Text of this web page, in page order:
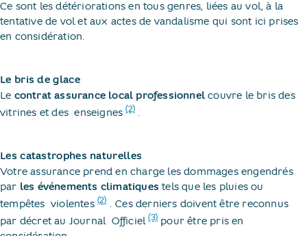
Ce sont les détériorations en tous genres, liées au vol, à la
tentative de vol et aux actes de vandalisme qui sont ici prises
en considération.
Le bris de glace
Le contrat assurance local professionnel couvre le bris des
vitrines et des ​enseignes​(2) .
Les catastrophes naturelles
Votre assurance prend en charge les dommages engendrés
par les événements climatiques tels que les pluies ou
tempêtes ​ violentes​ (2). Ces derniers doivent être reconnus
par décret au Journal ​ Officiel​(3) pour être pris en